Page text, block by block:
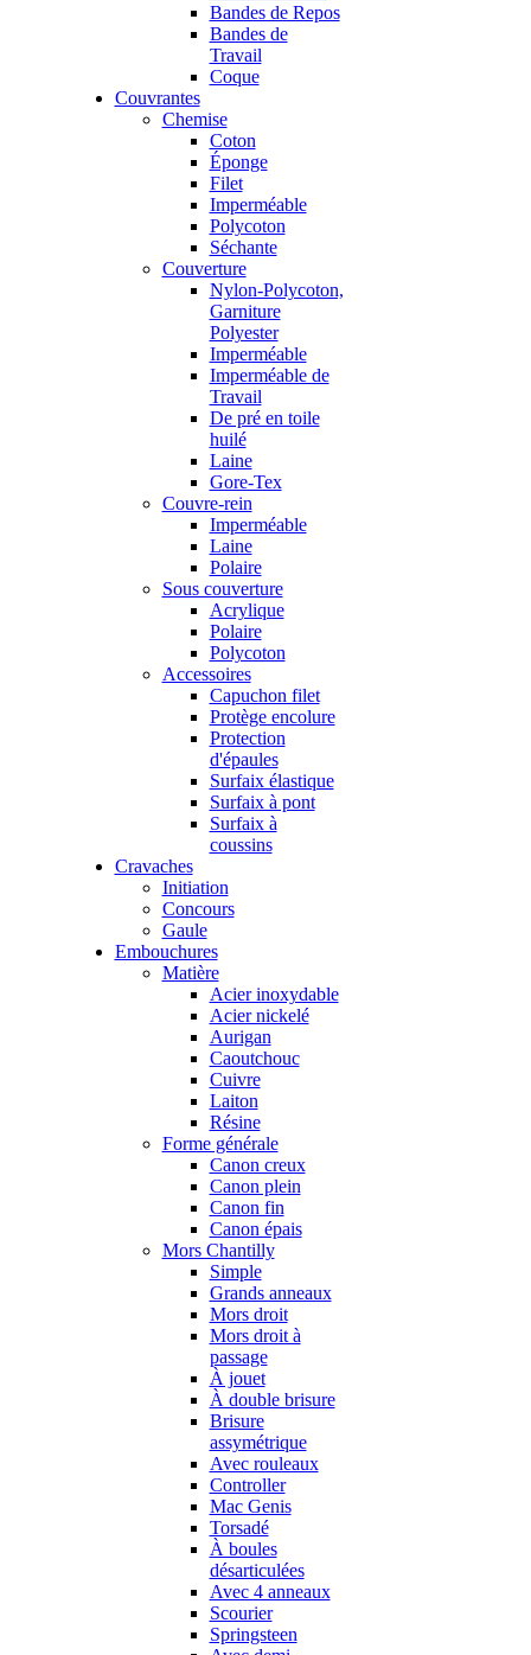
Bandes de Repos
Bandes de
Travail
Coque
Couvrantes
Chemise
Coton
Éponge
Filet
Imperméable
Polycoton
Séchante
Couverture
Nylon-Polycoton,
Garniture
Polyester
Imperméable
Imperméable de
Travail
De pré en toile
huilé
Laine
Gore-Tex
Couvre-rein
Imperméable
Laine
Polaire
Sous couverture
Acrylique
Polaire
Polycoton
Accessoires
Capuchon filet
Protège encolure
Protection
d'épaules
Surfaix élastique
Surfaix à pont
Surfaix à
coussins
Cravaches
Initiation
Concours
Gaule
Embouchures
Matière
Acier inoxydable
Acier nickelé
Aurigan
Caoutchouc
Cuivre
Laiton
Résine
Forme générale
Canon creux
Canon plein
Canon fin
Canon épais
Mors Chantilly
Simple
Grands anneaux
Mors droit
Mors droit à
passage
À jouet
À double brisure
Brisure
assymétrique
Avec rouleaux
Controller
Mac Genis
Torsadé
À boules
désarticulées
Avec 4 anneaux
Scourier
Springsteen